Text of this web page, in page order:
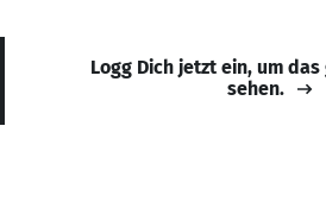
Logg Dich jetzt ein, um
sehen.